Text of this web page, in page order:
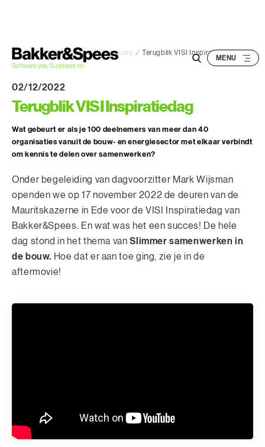
Bakker&Spees / VISI nieuws / Terugblik VISI Inspiratiedag 2022
02/12/2022
Terugblik VISI Inspiratiedag
Wat gebeurt er als je 100 deelnemers van meer dan 40
organisaties vanuit de bouw- en energiesector met elkaar verbindt
om kennis te delen over samenwerken?
Onder begeleiding van dagvoorzitter Mark Wijsman
openden we op 17 november 2022 de deuren van de
Mauritskazerne in Ede voor de VISI Inspiratiedag van
Bakker&Spees. En wat was het een succes! De hele
dag stond in het thema vanSlimmer samenwerken in
de bouw. Hoe dat er aan toe ging, zie je in de
aftermovie!